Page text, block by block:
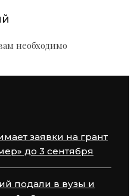
необходимо
заявки на грант
до 3 сентября
подали в вузы и